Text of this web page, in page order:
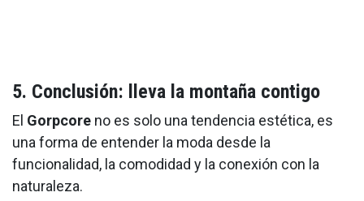
5. Conclusión: lleva la montaña contigo
El Gorpcore no es solo una tendencia estética, es
una forma de entender la moda desde la
funcionalidad, la comodidad y la conexión con la
naturaleza.